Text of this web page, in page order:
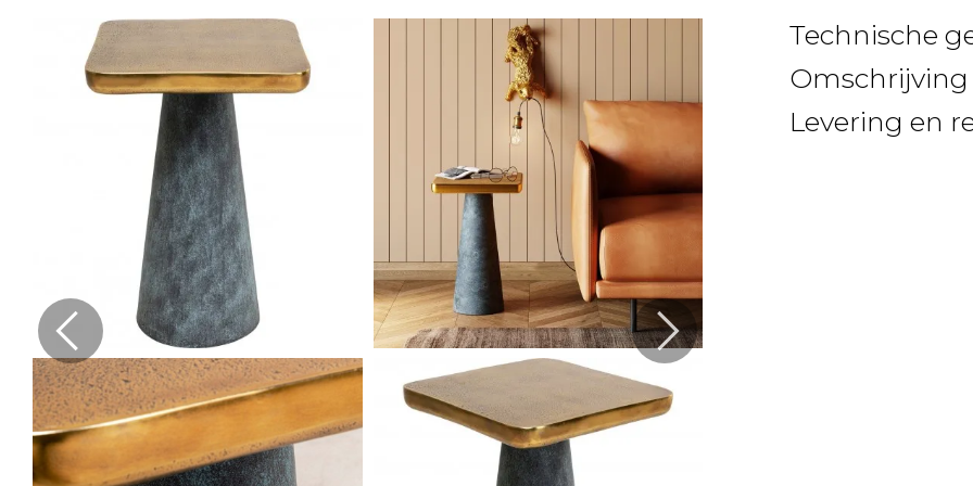
Technische
Omschrijving
Levering en